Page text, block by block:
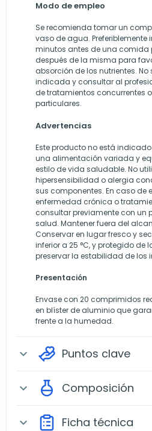
Modo de empleo
Se recomienda tomar un
vaso de agua. Preferiblemente
minutos antes de una comida
después de la misma para
absorción de los nutrientes.
indicada y consultar al
de tratamientos concurrentes
particulares.
Advertencias
Este producto no está
una alimentación variada y
estilo de vida saludable. No
hipersensibilidad o alergia
sus componentes. En caso de
enfermedad crónica o
consultar previamente con un
salud. Mantener fuera del
Conservar en lugar fresco y
inferior a 25 °C, y protegido de
preservar la estabilidad de los
Presentación
Envase con 20 comprimidos
en blíster de aluminio que
frente a la humedad.
expand_more Puntos clave
expand_more Composición
expand_more Ficha técnica